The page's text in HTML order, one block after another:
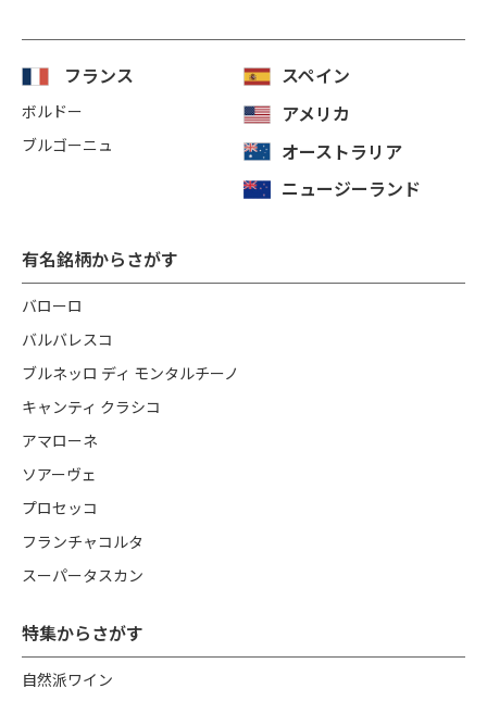
フランス
ボルドー
ブルゴーニュ
スペイン
アメリカ
オーストラリア
ニュージーランド
有名銘柄からさがす
バローロ
バルバレスコ
ブルネッロ ディ モンタルチーノ
キャンティ クラシコ
アマローネ
ソアーヴェ
プロセッコ
フランチャコルタ
スーパータスカン
特集からさがす
自然派ワイン